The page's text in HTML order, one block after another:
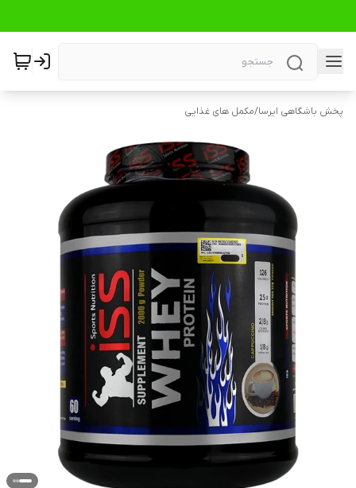
پخش باشگاهی ایرسا/مکمل های غذایی